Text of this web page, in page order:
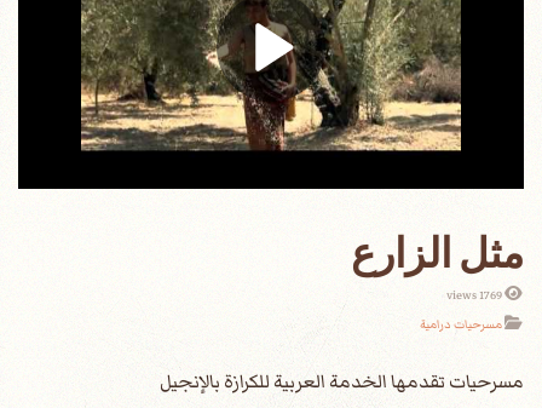
مثل الزارع
1769 views
مسرحيات درامية